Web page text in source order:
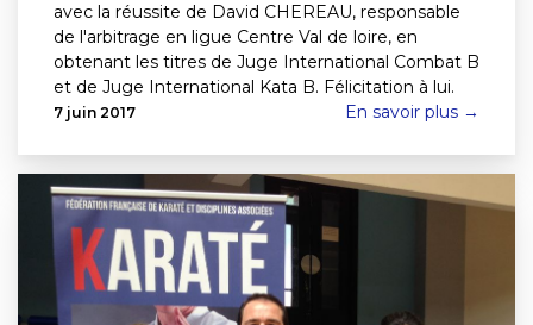
avec la réussite de David CHEREAU, responsable
de l'arbitrage en ligue Centre Val de loire, en
obtenant les titres de Juge International Combat B
et de Juge International Kata B. Félicitation à lui.
7 juin 2017 En savoir plus →